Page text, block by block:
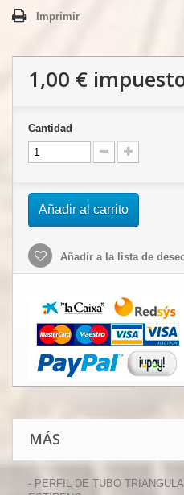
Imprimir
1,00 €
Cantidad
Añadir al carrito
Añadir a la lista de
MÁS
- PERFIL DE TUBO